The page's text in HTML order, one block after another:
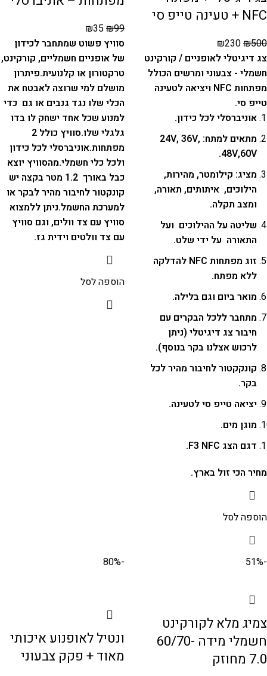
NFC + טעינה טייפ סי
₪500
₪230
צג דיגיטלי לאופניים / קורקינט
חשמלי - צבעוני ומרשים הכולל
מפתחות NFC ויציאה לטעינה
טייפ סי.
אוניברסלי לכל כידון.
מתאים למתח: 24V, 36V,
48V,60V.
מציג: קילומטר, מהירות,
הילוכים, איתותים, תאורה,
ומצב תקלה.
שליטה על ההילוכים ועל
התאורה על ידי שלט.
זוג מפתחות NFC להדלקה
ללא מפתח.
מואר ביום וגם בלילה.
מתחבר ללכל הבקרים עם
חיבור צג דיגיטלי (ניתן
לרכוש אצלנו בקר בנוסף).
קונקקטור לחיבור מהיר לכל
בקר.
יציאה טייפ סי לטעינה.
מוגן מים.
דגם הצג F3 NFC.
מחיר הכי זול בארץ.
הוספה לסל
₪99
₪35
סוויץ פשוט שמתחבר לכידון
של אופניים חשמליים, קורקינט,
טרקטורון או קלנועית.פיתרון
מושלם למי שרוצה לאבטח את
הכלי שלו נגד גנבים או גם כדי
למנוע שכל אחד ישחק לו בדו
גלגלי שלו.
סוויץ כולל 2
מפתחות.אוניברסלי לכל כידון
ולכל כלי חשמלי.מהסוויץ יוצא
כבל באורך 1.2 מטר בקצה יש
קונקטור לחיבור מהיר לבקר או
למערכת החשמל.ניתן ללמצוא
סוויץ עם צד וולים, וגם סוויץ
עם צד וולטים וידית גז.
הוספה לסל
-51%
צמיג מלא לקורקינט
חשמלי מידה 60/70-
7.0 מחוזק
-80%
ונטיל לאופנוע איכותי
מאוד + פקק צבעוני